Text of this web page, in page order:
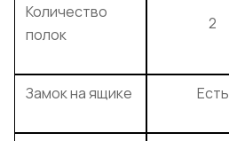
Количество
полок
2
Замок на ящике Есть